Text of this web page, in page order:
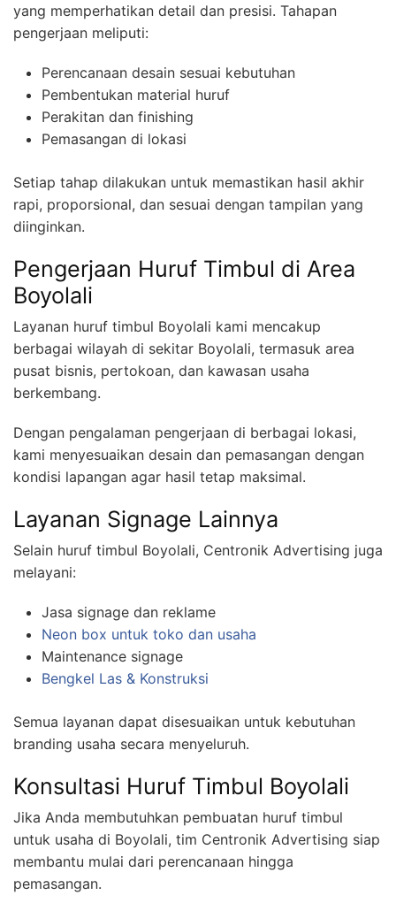
yang memperhatikan detail dan presisi. Tahapan
pengerjaan meliputi:
Perencanaan desain sesuai kebutuhan
Pembentukan material huruf
Perakitan dan finishing
Pemasangan di lokasi
Setiap tahap dilakukan untuk memastikan hasil akhir
rapi, proporsional, dan sesuai dengan tampilan yang
diinginkan.
Pengerjaan Huruf Timbul di Area
Boyolali
Layanan huruf timbul Boyolali kami mencakup
berbagai wilayah di sekitar Boyolali, termasuk area
pusat bisnis, pertokoan, dan kawasan usaha
berkembang.
Dengan pengalaman pengerjaan di berbagai lokasi,
kami menyesuaikan desain dan pemasangan dengan
kondisi lapangan agar hasil tetap maksimal.
Layanan Signage Lainnya
Selain huruf timbul Boyolali, Centronik Advertising juga
melayani:
Jasa signage dan reklame
Neon box untuk toko dan usaha
Maintenance signage
Bengkel Las & Konstruksi
Semua layanan dapat disesuaikan untuk kebutuhan
branding usaha secara menyeluruh.
Konsultasi Huruf Timbul Boyolali
Jika Anda membutuhkan pembuatan huruf timbul
untuk usaha di Boyolali, tim Centronik Advertising siap
membantu mulai dari perencanaan hingga
pemasangan.